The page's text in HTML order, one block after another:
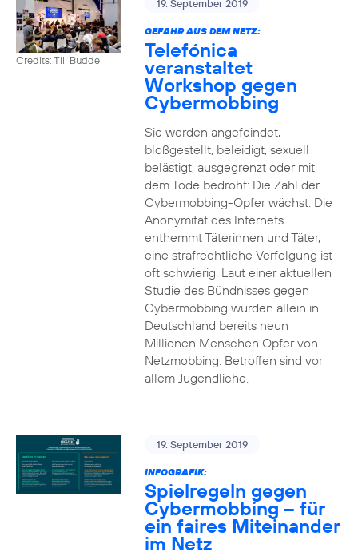
Credits: Till Budde
19. September 2019
GEFAHR AUS DEM NETZ:
Telefónica
veranstaltet
Workshop gegen
Cybermobbing
Sie werden angefeindet,
bloßgestellt, beleidigt, sexuell
belästigt, ausgegrenzt oder mit
dem Tode bedroht: Die Zahl der
Cybermobbing-Opfer wächst. Die
Anonymität des Internets
enthemmt Täterinnen und Täter,
eine strafrechtliche Verfolgung ist
oft schwierig. Laut einer aktuellen
Studie des Bündnisses gegen
Cybermobbing wurden allein in
Deutschland bereits neun
Millionen Menschen Opfer von
Netzmobbing. Betroffen sind vor
allem Jugendliche.
19. September 2019
INFOGRAFIK:
Spielregeln gegen
Cybermobbing – für
ein faires Miteinander
im Netz